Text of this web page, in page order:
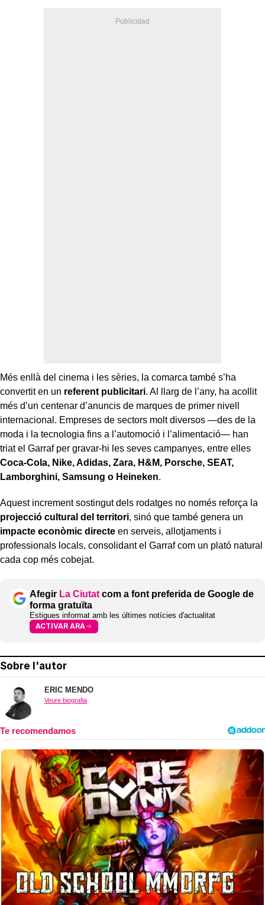
Més enllà del cinema i les sèries, la comarca també s’ha
convertit en un referent publicitari. Al llarg de l’any, ha acollit
més d’un centenar d’anuncis de marques de primer nivell
internacional. Empreses de sectors molt diversos —des de la
moda i la tecnologia fins a l’automoció i l’alimentació— han
triat el Garraf per gravar-hi les seves campanyes, entre elles
Coca-Cola, Nike, Adidas, Zara, H&M, Porsche, SEAT,
Lamborghini, Samsung o Heineken.
Aquest increment sostingut dels rodatges no només reforça la
projecció cultural del territori, sinó que també genera un
impacte econòmic directe en serveis, allotjaments i
professionals locals, consolidant el Garraf com un plató natural
cada cop més cobejat.
Afegir La Ciutat com a font preferida de Google de
forma gratuïta
Estigues informat amb les últimes notícies d'actualitat
ACTIVAR ARA
Sobre l'autor
ERIC MENDO
Veure biografia